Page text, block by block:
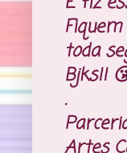
toda
Bjks!!
.